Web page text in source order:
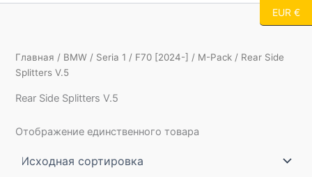
Главная / BMW / Seria 1 / F70 [2024-] / M-Pack / Rear Side
Splitters V.5
Rear Side Splitters V.5
Отображение единственного товара
EUR €